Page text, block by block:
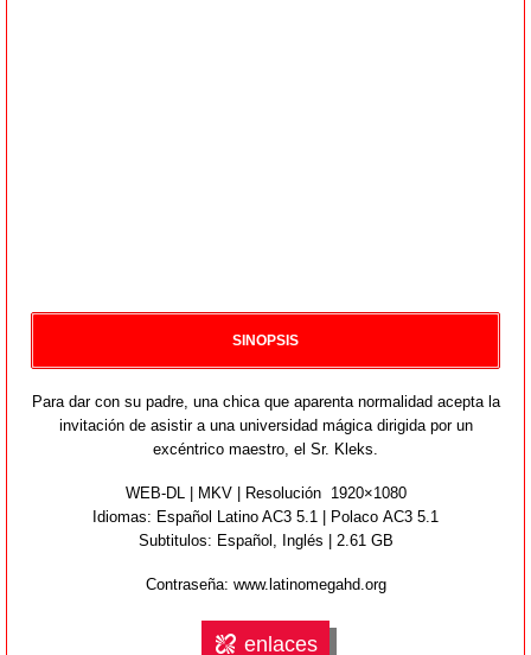
SINOPSIS
Para dar con su padre, una chica que aparenta normalidad acepta la
invitación de asistir a una universidad mágica dirigida por un
excéntrico maestro, el Sr. Kleks.
WEB-DL | MKV | Resolución 1920×1080
Idiomas: Español Latino AC3 5.1 | Polaco AC3 5.1
Subtitulos: Español, Inglés | 2.61 GB
Contraseña: www.latinomegahd.org
enlaces